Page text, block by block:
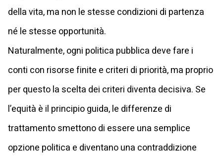
della vita, ma non le stesse condizioni di partenza
né le stesse opportunità.
Naturalmente, ogni politica pubblica deve fare i
conti con risorse finite e criteri di priorità, ma proprio
per questo la scelta dei criteri diventa decisiva. Se
l’equità è il principio guida, le differenze di
trattamento smettono di essere una semplice
opzione politica e diventano una contraddizione